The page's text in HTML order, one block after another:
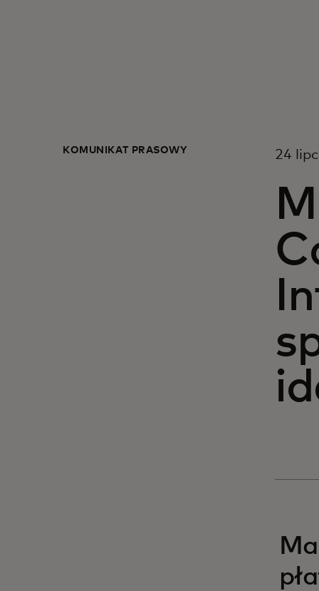
KOMUNIKAT PRASOWY 24